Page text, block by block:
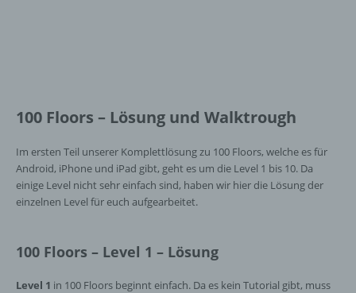
100 Floors – Lösung und Walktrough
Im ersten Teil unserer Komplettlösung zu 100 Floors, welche es für
Android, iPhone und iPad gibt, geht es um die Level 1 bis 10. Da
einige Level nicht sehr einfach sind, haben wir hier die Lösung der
einzelnen Level für euch aufgearbeitet.
100 Floors – Level 1 – Lösung
Level 1 in 100 Floors beginnt einfach. Da es kein Tutorial gibt, muss